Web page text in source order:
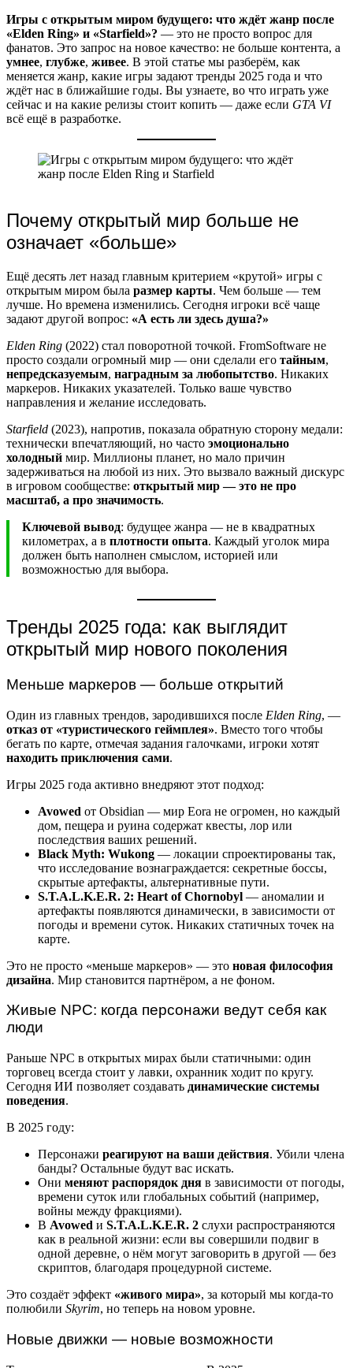
Игры с открытым миром будущего: что ждёт жанр после
«Elden Ring» и «Starfield»? — это не просто вопрос для
фанатов. Это запрос на новое качество: не больше контента, а
умнее, глубже, живее. В этой статье мы разберём, как
меняется жанр, какие игры задают тренды 2025 года и что
ждёт нас в ближайшие годы. Вы узнаете, во что играть уже
сейчас и на какие релизы стоит копить — даже если GTA VI
всё ещё в разработке.
Почему открытый мир больше не
означает «больше»
Ещё десять лет назад главным критерием «крутой» игры с
открытым миром была размер карты. Чем больше — тем
лучше. Но времена изменились. Сегодня игроки всё чаще
задают другой вопрос: «А есть ли здесь душа?»
Elden Ring (2022) стал поворотной точкой. FromSoftware не
просто создали огромный мир — они сделали его тайным,
непредсказуемым, наградным за любопытство. Никаких
маркеров. Никаких указателей. Только ваше чувство
направления и желание исследовать.
Starfield (2023), напротив, показала обратную сторону медали:
технически впечатляющий, но часто эмоционально
холодный мир. Миллионы планет, но мало причин
задерживаться на любой из них. Это вызвало важный дискурс
в игровом сообществе: открытый мир — это не про
масштаб, а про значимость.
Ключевой вывод: будущее жанра — не в квадратных
километрах, а в плотности опыта. Каждый уголок мира
должен быть наполнен смыслом, историей или
возможностью для выбора.
Тренды 2025 года: как выглядит
открытый мир нового поколения
Меньше маркеров — больше открытий
Один из главных трендов, зародившихся после Elden Ring, —
отказ от «туристического геймплея». Вместо того чтобы
бегать по карте, отмечая задания галочками, игроки хотят
находить приключения сами.
Игры 2025 года активно внедряют этот подход:
Avowed от Obsidian — мир Eora не огромен, но каждый
дом, пещера и руина содержат квесты, лор или
последствия ваших решений.
Black Myth: Wukong — локации спроектированы так,
что исследование вознаграждается: секретные боссы,
скрытые артефакты, альтернативные пути.
S.T.A.L.K.E.R. 2: Heart of Chornobyl — аномалии и
артефакты появляются динамически, в зависимости от
погоды и времени суток. Никаких статичных точек на
карте.
Это не просто «меньше маркеров» — это новая философия
дизайна. Мир становится партнёром, а не фоном.
Живые NPC: когда персонажи ведут себя как
люди
Раньше NPC в открытых мирах были статичными: один
торговец всегда стоит у лавки, охранник ходит по кругу.
Сегодня ИИ позволяет создавать динамические системы
поведения.
В 2025 году:
Персонажи реагируют на ваши действия. Убили члена
банды? Остальные будут вас искать.
Они меняют распорядок дня в зависимости от погоды,
времени суток или глобальных событий (например,
войны между фракциями).
В Avowed и S.T.A.L.K.E.R. 2 слухи распространяются
как в реальной жизни: если вы совершили подвиг в
одной деревне, о нём могут заговорить в другой — без
скриптов, благодаря процедурной системе.
Это создаёт эффект «живого мира», за который мы когда-то
полюбили Skyrim, но теперь на новом уровне.
Новые движки — новые возможности